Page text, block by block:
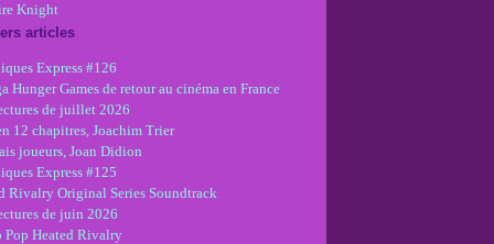
Knight
articles
Express #126
Hunger Games de retour au cinéma en France
de juillet 2026
12 chapitres, Joachim Trier
joueurs, Joan Didion
Express #125
Rivalry Original Series Soundtrack
de juin 2026
Pop Heated Rivalry